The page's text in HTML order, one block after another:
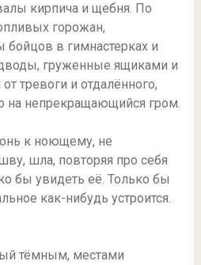
кирпича и щебня. По
горожан,
в гимнастерках и
груженные ящиками и
тревоги и отдалённого,
на непрекращающийся гром.
к ноющему, не
шла, повторяя про себя
бы увидеть её. Только бы
как-нибудь устроится.
тёмным, местами